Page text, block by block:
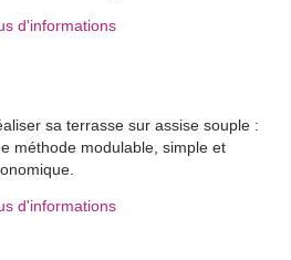
d'informations
sa terrasse sur assise souple :
méthode modulable, simple et
d'informations